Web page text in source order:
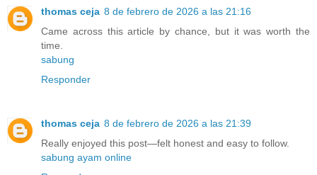
thomas ceja 8 de febrero de 2026 a las 21:16
Came across this article by chance, but it was worth the
time.
sabung
Responder
thomas ceja 8 de febrero de 2026 a las 21:39
Really enjoyed this post—felt honest and easy to follow.
sabung ayam online